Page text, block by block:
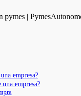
empresa?
empresa?